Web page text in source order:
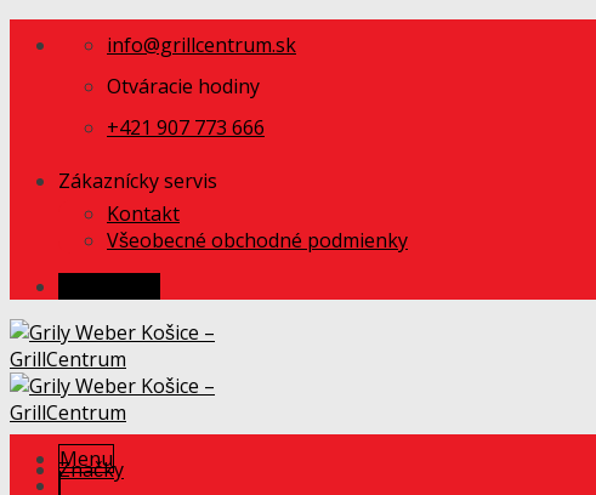
info@grillcentrum.sk
Otváracie hodiny
+421 907 773 666
Zákaznícky servis
Kontakt
Všeobecné obchodné podmienky
Menu
Značky